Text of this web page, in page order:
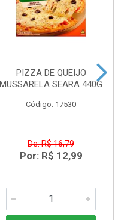
PIZZA DE QUEIJO
MUSSARELA SEARA 440G
Código: 17530
De: R$ 16,79
Por: R$ 12,99